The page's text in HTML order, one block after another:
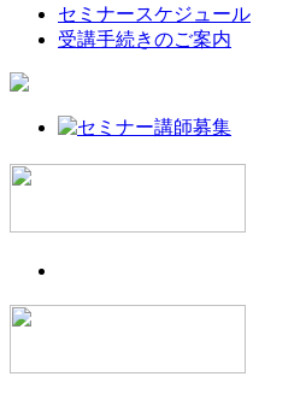
セミナースケジュール
受講手続きのご案内